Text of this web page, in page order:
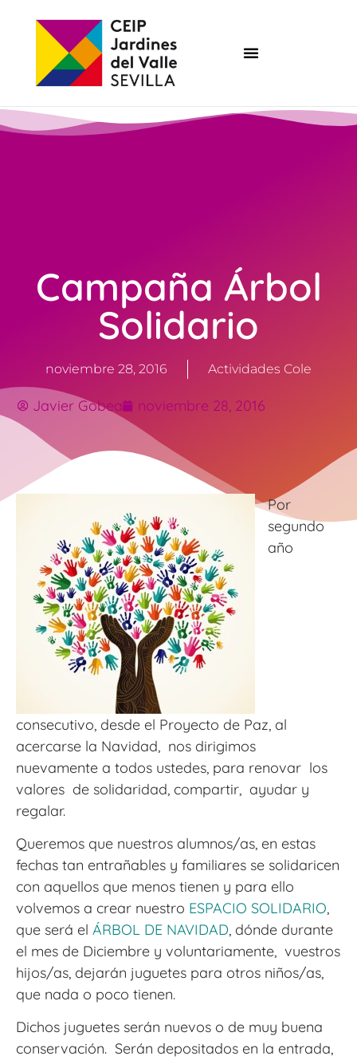
Campaña Árbol
Solidario
noviembre 28, 2016 Actividades Cole
Javier Gobea noviembre 28, 2016
Por
segundo
año
consecutivo, desde el Proyecto de Paz, al
acercarse la Navidad, nos dirigimos
nuevamente a todos ustedes, para renovar los
valores de solidaridad, compartir, ayudar y
regalar.
Queremos que nuestros alumnos/as, en estas
fechas tan entrañables y familiares se solidaricen
con aquellos que menos tienen y para ello
volvemos a crear nuestro ESPACIO SOLIDARIO,
que será el ÁRBOL DE NAVIDAD, dónde durante
el mes de Diciembre y voluntariamente, vuestros
hijos/as, dejarán juguetes para otros niños/as,
que nada o poco tienen.
Dichos juguetes serán nuevos o de muy buena
conservación. Serán depositados en la entrada,